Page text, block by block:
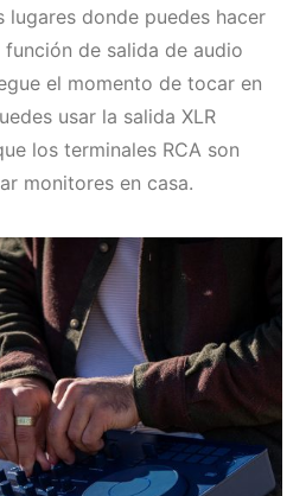
lugares donde puedes hacer
de salida de audio
el momento de tocar en
usar la salida XLR
los terminales RCA son
monitores en casa.